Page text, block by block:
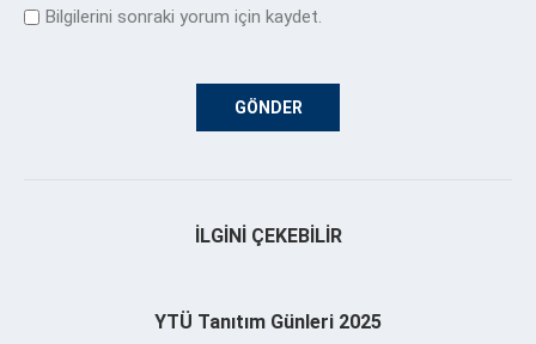
Bilgilerini sonraki yorum için kaydet.
İLGINI ÇEKEBILIR
YTÜ Tanıtım Günleri 2025